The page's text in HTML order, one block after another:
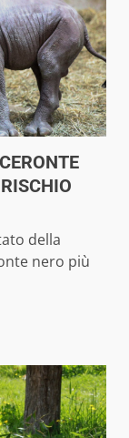
della
nero più